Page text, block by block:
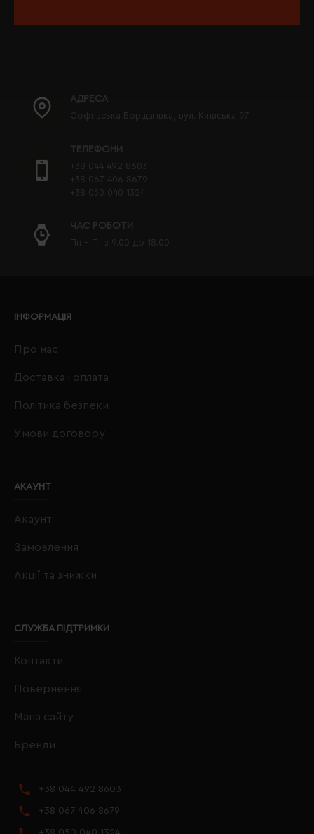
АДРЕСА
Софіївська Борщагівка, вул. Київська 97
ТЕЛЕФОНИ
+38 044 492 8603
+38 067 406 8679
+38 050 040 1324
ЧАС РОБОТИ
Пн - Пт з 9.00 до 18.00
ІНФОРМАЦІЯ
Про нас
Доставка і оплата
Політика безпеки
Умови договору
АКАУНТ
Акаунт
Замовлення
Акції та знижки
СЛУЖБА ПІДТРИМКИ
Контакти
Повернення
Мапа сайту
Бренди
+38 044 492 8603
+38 067 406 8679